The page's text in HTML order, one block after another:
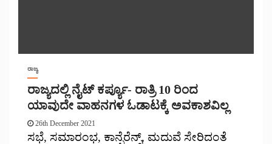
ರಾಜ್ಯ
ರಾಜ್ಯದಲ್ಲಿ ನೈಟ್ ಕರ್ಪ್ಯೂ- ರಾತ್ರಿ 10 ರಿಂದ
ಯಾವುದೇ ವಾಹನಗಳ ಓಡಾಟಕ್ಕೆ ಅವಕಾಶವಿಲ್ಲ
26th December 2021
ಸಭೆ, ಸಮಾರಂಭ, ಕಾನ್ಫೆರೆನ್ಸ್, ಮದುವೆ ಸೇರಿದಂತೆ